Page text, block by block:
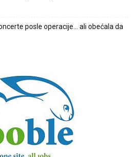
posle operacije… ali obećala da